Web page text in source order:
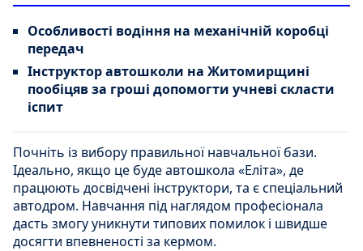
Особливості водіння на механічній коробці
передач
Інструктор автошколи на Житомирщині
пообіцяв за гроші допомогти учневі скласти
іспит
Почніть із вибору правильної навчальної бази.
Ідеально, якщо це буде автошкола «Еліта», де
працюють досвідчені інструктори, та є спеціальний
автодром. Навчання під наглядом професіонала
дасть змогу уникнути типових помилок і швидше
досягти впевненості за кермом.